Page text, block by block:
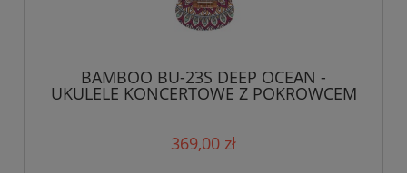
BAMBOO BU-23S DEEP OCEAN -
UKULELE KONCERTOWE Z POKROWCEM
369,00 zł